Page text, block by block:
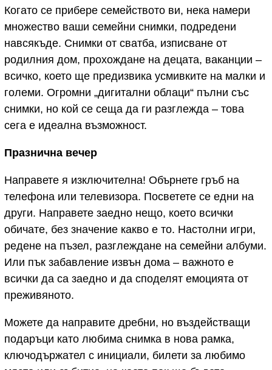
Когато се прибере семейството ви, нека намери
множество ваши семейни снимки, подредени
навсякъде. Снимки от сватба, изписване от
родилния дом, прохождане на децата, ваканции –
всичко, което ще предизвика усмивките на малки и
големи. Огромни „дигитални облаци“ пълни със
снимки, но кой се сеща да ги разглежда – това
сега е идеална възможност.
Празнична вечер
Направете я изключителна! Обърнете гръб на
телефона или телевизора. Посветете се едни на
други. Направете заедно нещо, което всички
обичате, без значение какво е то. Настолни игри,
редене на пъзел, разглеждане на семейни албуми.
Или пък забавление извън дома – важното е
всички да са заедно и да споделят емоцията от
преживяното.
Можете да направите дребни, но въздействащи
подаръци като любима снимка в нова рамка,
ключодържател с инициали, билети за любимо